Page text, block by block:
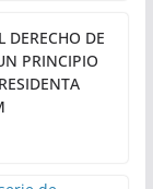
DERECHO DE
PRINCIPIO